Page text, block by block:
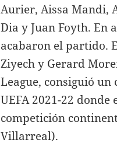
Aurier, Aissa Mandi,
Dia y Juan Foyth. En
acabaron el partido.
Ziyech y Gerard
League, consiguió
UEFA 2021-22
competición
Villarreal).